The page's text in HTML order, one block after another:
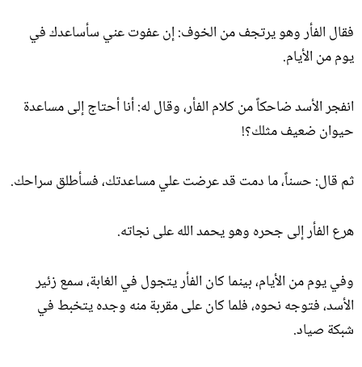
فقال الفأر وهو يرتجف من الخوف: إن عفوت عني سأساعدك في
يوم من الأيام.
انفجر الأسد ضاحكاً من كلام الفأر، وقال له: أنا أحتاج إلى مساعدة
حيوان ضعيف مثلك؟!
ثم قال: حسناً، ما دمت قد عرضت علي مساعدتك، فسأطلق سراحك.
هرع الفأر إلى جحره وهو يحمد الله على نجاته.
وفي يوم من الأيام، بينما كان الفأر يتجول في الغابة، سمع زئير
الأسد، فتوجه نحوه، فلما كان على مقربة منه وجده يتخبط في
شبكة صياد.